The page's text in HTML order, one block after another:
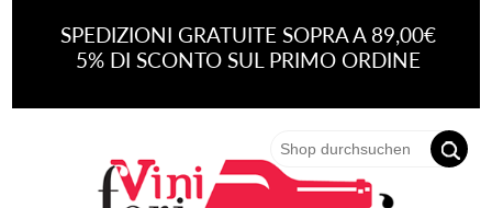
SPEDIZIONI GRATUITE SOPRA A 89,00€
5% DI SCONTO SUL PRIMO ORDINE